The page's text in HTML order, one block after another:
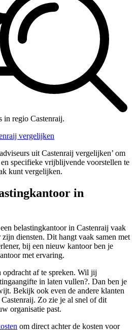
in regio Castenraij.
vergelijken
uit Castenraij vergelijken’ om
specifieke vrijblijvende voorstellen te
kunt vergelijken.
in
belastingkantoor in Castenraij vaak
diensten. Dit hangt vaak samen met
bij een nieuw kantoor ben je
met ervaring.
af te spreken. Wil jij
in laten vullen?. Dan ben je
Bekijk ook even de andere klanten
Zo zie je al snel of dit
organisatie past.
om direct achter de kosten voor